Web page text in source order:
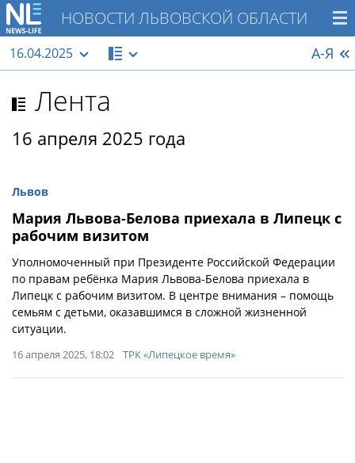
НОВОСТИ ЛЬВОВСКОЙ ОБЛАСТИ
16.04.2025 А-Я
Лента
16 апреля 2025 года
Львов
Мария Львова-Белова приехала в Липецк с
рабочим визитом
Уполномоченный при Президенте Российской Федерации
по правам ребёнка Мария Львова-Белова приехала в
Липецк с рабочим визитом. В центре внимания – помощь
семьям с детьми, оказавшимся в сложной жизненной
ситуации.
16 апреля 2025, 18:02 ТРК «Липецкое время»